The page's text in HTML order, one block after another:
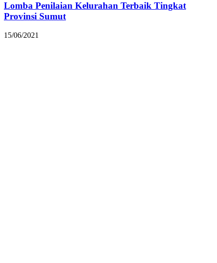
Lomba Penilaian Kelurahan Terbaik Tingkat
Provinsi Sumut
15/06/2021